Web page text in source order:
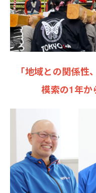
お問い合わせ
「地域との関係性
模索の1年か